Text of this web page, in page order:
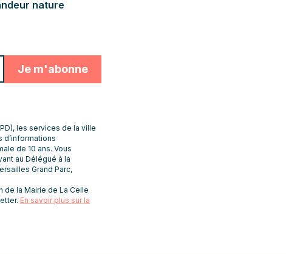
de
nature
les services de la ville
d’informations
de 10 ans. Vous
au Délégué à la
Grand Parc,
la Mairie de La Celle
En savoir plus sur la